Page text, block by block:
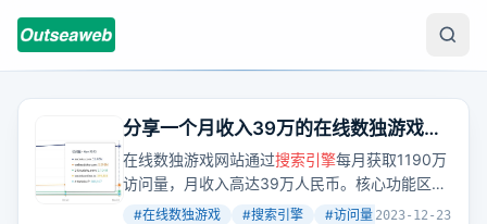
分享一个月收入39万的在线数独游戏网
站，每月从搜索引擎获取1190万访问量
在线数独游戏网站通过搜索引擎每月获取1190万
访问量，月收入高达39万人民币。核心功能区的
布局和SEO内容区是其高流量的关键。
#在线数独游戏 #搜索引擎 #访问量 +3
2023-12-23